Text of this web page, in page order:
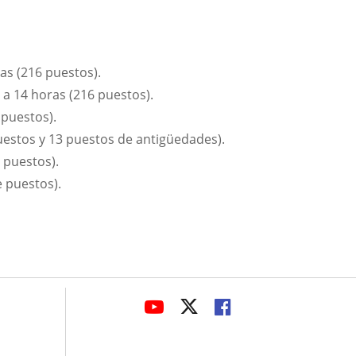
(216 puestos).
a 14 horas (216 puestos).
y 13 puestos de antigüedades).
puestos).
puestos).
ENLACEENLACEENLACE